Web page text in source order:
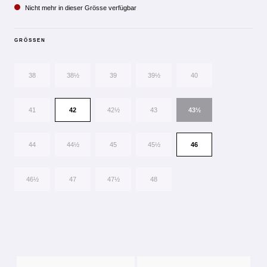
Nicht mehr in dieser Grösse verfügbar
GRÖSSEN
38 38½ 39 39½ 40
41 42 42½ 43 43½
44 44½ 45 45½ 46
46½ 47 47½ 48